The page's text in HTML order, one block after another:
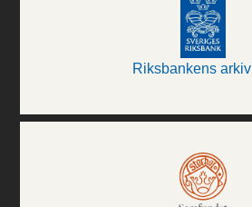
Riksbankens arkiv